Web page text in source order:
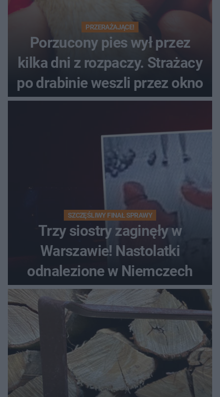
PRZERAŻAJĄCE!
Porzucony pies wył przez
kilka dni z rozpaczy. Strażacy
po drabinie weszli przez okno
SZCZĘŚLIWY FINAŁ SPRAWY
Trzy siostry zaginęły w
Warszawie! Nastolatki
odnalezione w Niemczech